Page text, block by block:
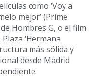
como ‘Voy a
mejor’ (Prime
Hombres G, o el film
‘Hermana
más sólida y
desde Madrid